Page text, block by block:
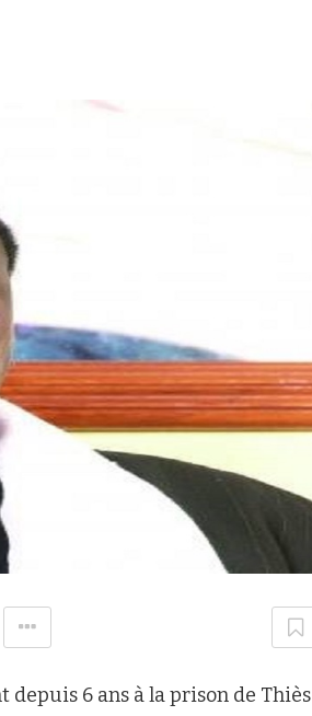
6 ans à la prison de Thiès